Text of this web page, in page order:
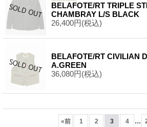
BELAFOTE/RT TRIPLE
CHAMBRAY L/S BLACK
26,400円(税込)
BELAFOTE/RT CIVILIAN
A.GREEN
36,080円(税込)
«前 1 2 3 4 ...